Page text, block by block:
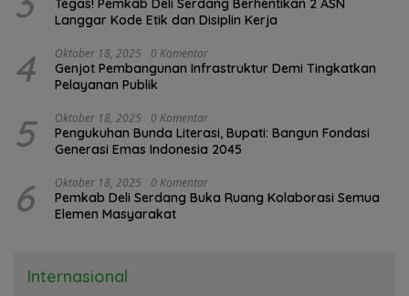
Tegas! Pemkab Deli Serdang Berhentikan 2 ASN
Langgar Kode Etik dan Disiplin Kerja
4 Oktober 18, 2025 0 Komentar
Genjot Pembangunan Infrastruktur Demi Tingkatkan
Pelayanan Publik
5 Oktober 18, 2025 0 Komentar
Pengukuhan Bunda Literasi, Bupati: Bangun Fondasi
Generasi Emas Indonesia 2045
6 Oktober 18, 2025 0 Komentar
Pemkab Deli Serdang Buka Ruang Kolaborasi Semua
Elemen Masyarakat
Internasional